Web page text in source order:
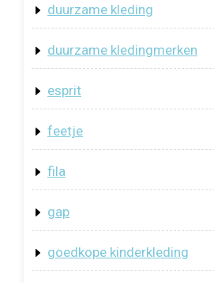
duurzame kleding
duurzame kledingmerken
esprit
feetje
fila
gap
goedkope kinderkleding